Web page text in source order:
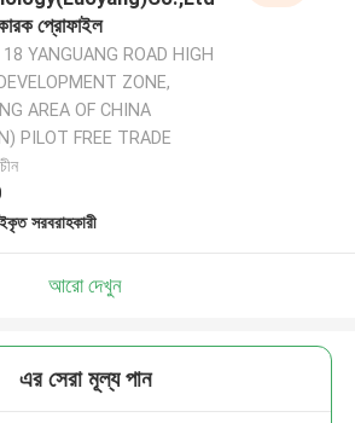
প্রোফাইল
18 YANGUANG ROAD HIGH
ZONE,
AREA OF CHINA
PILOT FREE TRADE
সরবরাহকারী
আরো দেখুন
এর সেরা মূল্য পান